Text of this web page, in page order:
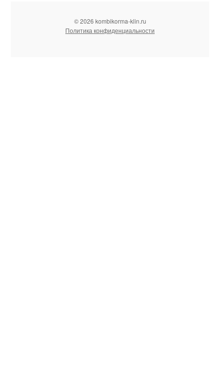
© 2026 kombikorma-klin.ru
Политика конфиденциальности